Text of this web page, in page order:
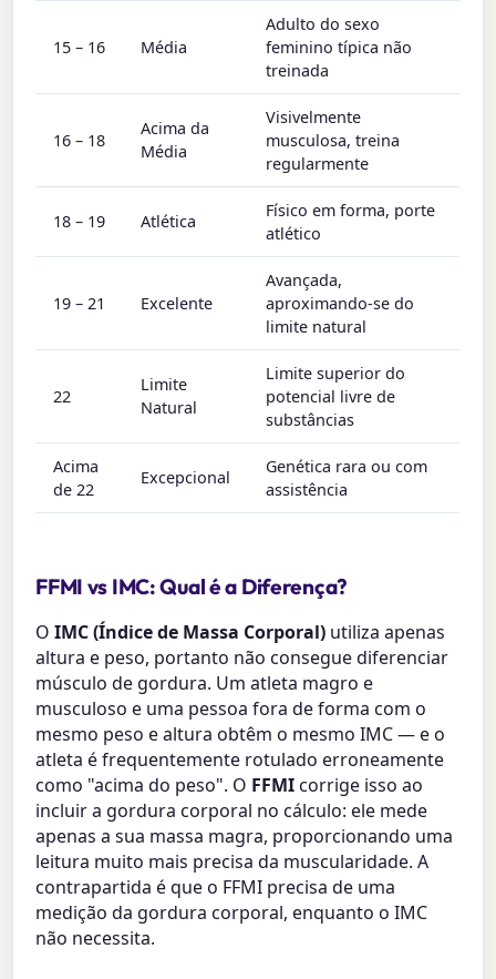
15 – 16 Média
Adulto do sexo
feminino típica não
treinada
16 – 18
Acima da
Média
Visivelmente
musculosa, treina
regularmente
18 – 19 Atlética
Físico em forma, porte
atlético
19 – 21 Excelente
Avançada,
aproximando-se do
limite natural
22
Limite
Natural
Limite superior do
potencial livre de
substâncias
Acima
de 22
Excepcional
Genética rara ou com
assistência
FFMI vs IMC: Qual é a Diferença?
OIMC (Índice de Massa Corporal) utiliza apenas
altura e peso, portanto não consegue diferenciar
músculo de gordura. Um atleta magro e
musculoso e uma pessoa fora de forma com o
mesmo peso e altura obtêm o mesmo IMC — e o
atleta é frequentemente rotulado erroneamente
como "acima do peso". O FFMIcorrige isso ao
incluir a gordura corporal no cálculo: ele mede
apenas a sua massa magra, proporcionando uma
leitura muito mais precisa da muscularidade. A
contrapartida é que o FFMI precisa de uma
medição da gordura corporal, enquanto o IMC
não necessita.